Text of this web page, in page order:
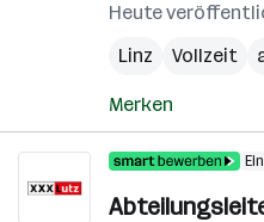
Heute
Linz
Vollzeit
Merken